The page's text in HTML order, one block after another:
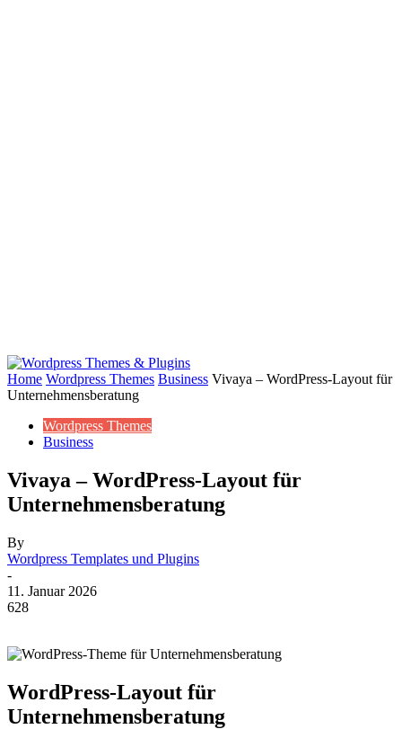
Home Wordpress Themes Business Vivaya – WordPress-Layout für
Unternehmensberatung
Wordpress Themes
Business
Vivaya – WordPress-Layout für
Unternehmensberatung
By
Wordpress Templates und Plugins
-
11. Januar 2026
628
WordPress-Layout für
Unternehmensberatung